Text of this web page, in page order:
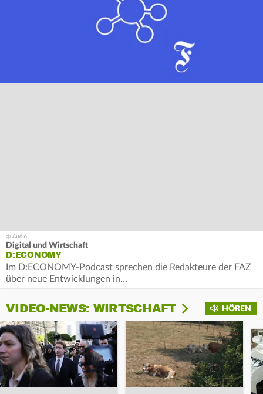
Digital und Wirtschaft
D:ECONOMY
Im D:ECONOMY-Podcast sprechen die Redakteure der FAZ
über neue Entwicklungen in…
HÖREN
VIDEO-NEWS: WIRTSCHAFT